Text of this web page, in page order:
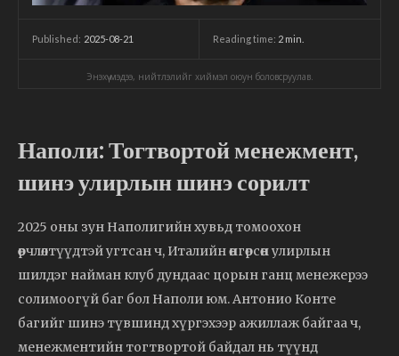
Published: 2025-08-21 Reading time: 2 min.
Энэхүү мэдээ, нийтлэлийг хиймэл оюун боловсруулав.
Наполи: Тогтвортой менежмент,
шинэ улирлын шинэ сорилт
2025 оны зун Наполигийн хувьд томоохон
өөрчлөлтүүдтэй угтсан ч, Италийн өнгөрсөн улирлын
шилдэг найман клуб дундаас цорын ганц менежерээ
солимоогүй баг бол Наполи юм. Антонио Конте
багийг шинэ түвшинд хүргэхээр ажиллаж байгаа ч,
менежментийн тогтвортой байдал нь түүнд